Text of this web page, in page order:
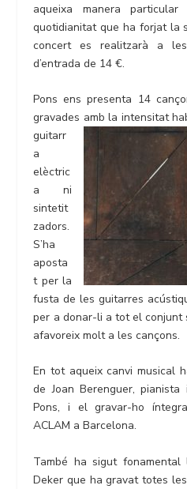
aqueixa manera
quotidianitat que ha forjat la
concert es realitzarà a
d’entrada de 14 €.
Pons ens presenta 14
gravades amb la intensitat
guitarr
a
elèctric
a ni
sintetit
zadors.
S’ha
aposta
t per la
fusta de les guitarres
per a donar-li a tot el conjunt
afavoreix molt a les cançons.
En tot aqueix canvi musical
de Joan Berenguer,
Pons, i el gravar-ho
ACLAM a Barcelona.
També ha sigut
Deker que ha gravat totes